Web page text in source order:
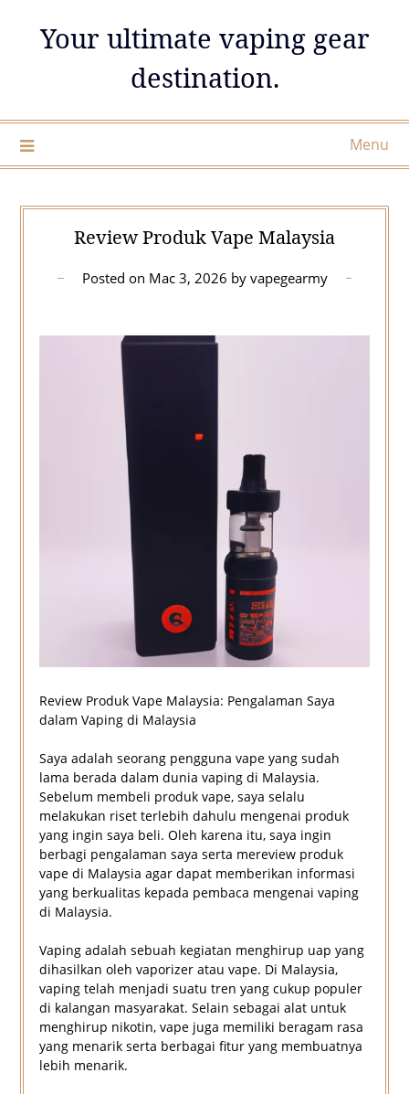
Your ultimate vaping gear
destination.
Menu
Review Produk Vape Malaysia
Posted on Mac 3, 2026 by vapegearmy
Review Produk Vape Malaysia: Pengalaman Saya
dalam Vaping di Malaysia
Saya adalah seorang pengguna vape yang sudah
lama berada dalam dunia vaping di Malaysia.
Sebelum membeli produk vape, saya selalu
melakukan riset terlebih dahulu mengenai produk
yang ingin saya beli. Oleh karena itu, saya ingin
berbagi pengalaman saya serta mereview produk
vape di Malaysia agar dapat memberikan informasi
yang berkualitas kepada pembaca mengenai vaping
di Malaysia.
Vaping adalah sebuah kegiatan menghirup uap yang
dihasilkan oleh vaporizer atau vape. Di Malaysia,
vaping telah menjadi suatu tren yang cukup populer
di kalangan masyarakat. Selain sebagai alat untuk
menghirup nikotin, vape juga memiliki beragam rasa
yang menarik serta berbagai fitur yang membuatnya
lebih menarik.